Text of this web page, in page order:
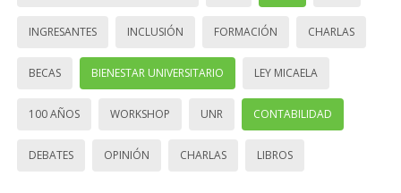
INGRESANTES INCLUSIÓN FORMACIÓN CHARLAS
BECAS BIENESTAR UNIVERSITARIO LEY MICAELA
100 AÑOS WORKSHOP UNR CONTABILIDAD
DEBATES OPINIÓN CHARLAS LIBROS